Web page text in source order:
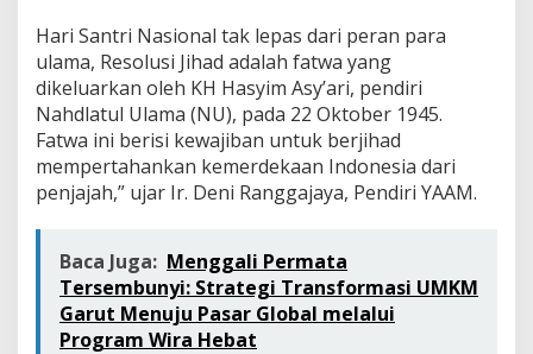
Hari Santri Nasional tak lepas dari peran para
ulama, Resolusi Jihad adalah fatwa yang
dikeluarkan oleh KH Hasyim Asy’ari, pendiri
Nahdlatul Ulama (NU), pada 22 Oktober 1945.
Fatwa ini berisi kewajiban untuk berjihad
mempertahankan kemerdekaan Indonesia dari
penjajah,” ujar Ir. Deni Ranggajaya, Pendiri YAAM.
Baca Juga: Menggali Permata
Tersembunyi: Strategi Transformasi UMKM
Garut Menuju Pasar Global melalui
Program Wira Hebat